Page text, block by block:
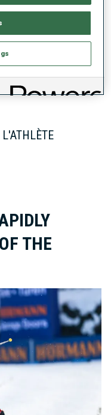
+20s/km
THE